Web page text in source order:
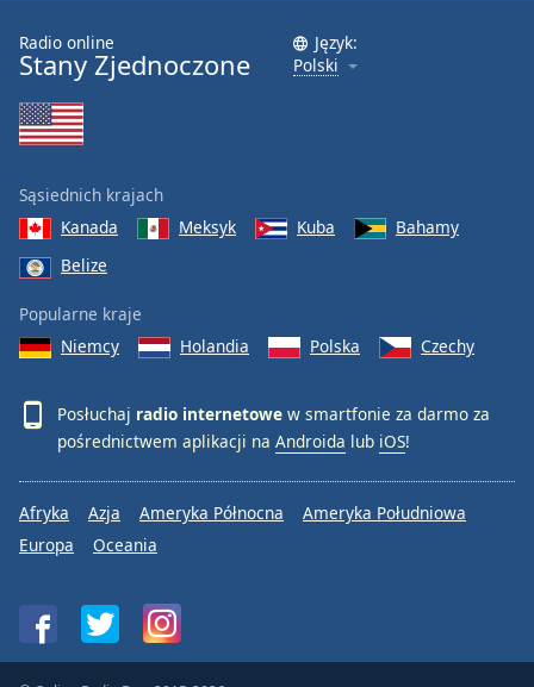
Radio online
Stany Zjednoczone
Język:
Polski
Sąsiednich krajach
Kanada
Meksyk Kuba
Bahamy
Belize
Popularne kraje
Niemcy
Holandia Polska Czechy
Posłuchaj radio internetowe w smartfonie za darmo za
pośrednictwem aplikacji na Androida lub iOS!
Afryka Azja Ameryka Północna
Ameryka Południowa
Europa
Oceania